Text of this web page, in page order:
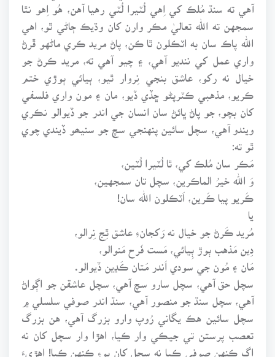
آهي ته سنڌ مُلڪ کي اِهي لُٽيرا لُٽي رهيا آهن، هُو اِهو نٿا
سمجهن ته الله تعاليٰ مڪر وارن کان وڌيڪ ڄاڻي ٿو، اهي
الله پاڪ سان به اٽڪلون ٿا ڪن، پاڻ مريد ڪري ماڻهو ڦرڻ
واري عمل کي ننديو آهي، ۽ چيو آهي ته، مريد ڪرڻ جو
خيال نه رکو، عاشق بنجي نِروار ٿيو، ٻيائي ٻوڙي ختم
ڪريو، مذهبي ڪٽرپڻو ڇڏي ڏيو، مان ۽ مون واري فلسفي
کان بچو، جو پاڻ ڀائڻ سان انسان جي اندر جو ڏيوالو نڪري
ويندو آهي، سچل سائين پنهنجي سچ جو سنيھو ڏيندي چوي
مَڪر سان مُلڪ کي، ٿا لُٽيرا لُٽين،
وَ الله خيرُ الماڪرين، سچل تان سمجهين،
ڪَريو پيا ڪَرين، اَٽڪلون الله سان!
يا
مُريد ڪَرڻ جو خيال نه رَکجانءِ عاشق ٿِج نِرالو،
دِين مَذهب ٻوڙ ٻِيائي، مَست فَرح مَنوالو،
مَان ۽ مُون جي سودي اَندر مَتان ڪَڍين ڏيوالو.
سچل حق آهي، سچل سارو سچ آهي، سچل عاشقن جو اڳواڻ
آهي، سچل سنڌ جو منصور آهي، سنڌ اندر صوفي سلسلي ۾
سچل سائين هڪ يگاني رُوپ وارو بزرگ آهي، هن بزرگ
تعصب پرستن تي جيڪي وار ڪيا، اهڙا وار سچل کان نه
اڳ ڪنهن صوفي ڪيا نه سچل کان پوءِ ڪنهن ڪيا! اهڙيءَ